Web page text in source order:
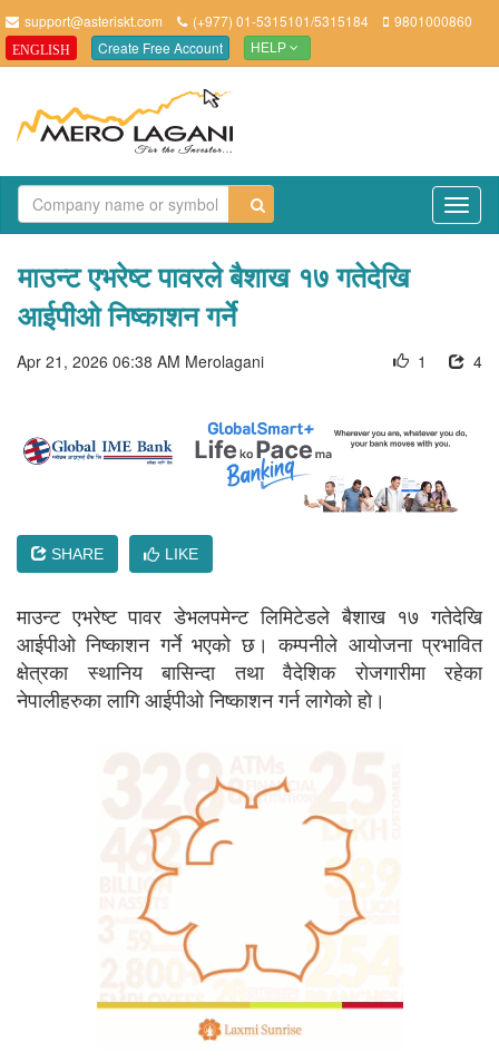
support@asteriskt.com (+977) 01-5315101/5315184 9801000860
ENGLISH Create Free Account HELP
माउन्ट एभरेष्ट पावरले बैशाख १७ गतेदेखि
आईपीओ निष्काशन गर्ने
Apr 21, 2026 06:38 AM Merolagani 4
1
SHARE LIKE
माउन्ट एभरेष्ट पावर डेभलपमेन्ट लिमिटेडले बैशाख १७ गतेदेखि
आईपीओ निष्काशन गर्ने भएको छ। कम्पनीले आयोजना प्रभावित
क्षेत्रका स्थानिय बासिन्दा तथा वैदेशिक रोजगारीमा रहेका
नेपालीहरुका लागि आईपीओ निष्काशन गर्न लागेको हो।